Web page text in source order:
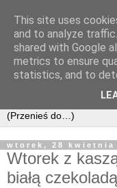
wtorek, 28 kwietnia
Wtorek z
białą
This site uses
and to analyze
shared with Google
metrics to ensure
statistics, and to